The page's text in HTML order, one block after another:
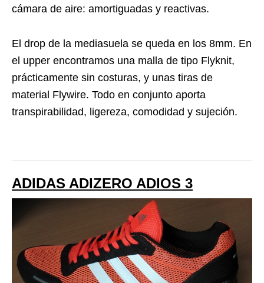
cámara de aire: amortiguadas y reactivas.
El drop de la mediasuela se queda en los 8mm. En
el upper encontramos una malla de tipo Flyknit,
prácticamente sin costuras, y unas tiras de
material Flywire. Todo en conjunto aporta
transpirabilidad, ligereza, comodidad y sujeción.
ADIDAS ADIZERO ADIOS 3